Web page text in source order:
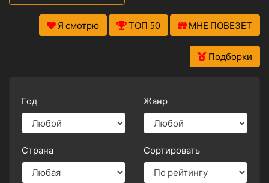
Я смотрю ТОП 50 МНЕ ПОВЕЗЕТ
Подборки
Год Жанр
Страна Сортировать